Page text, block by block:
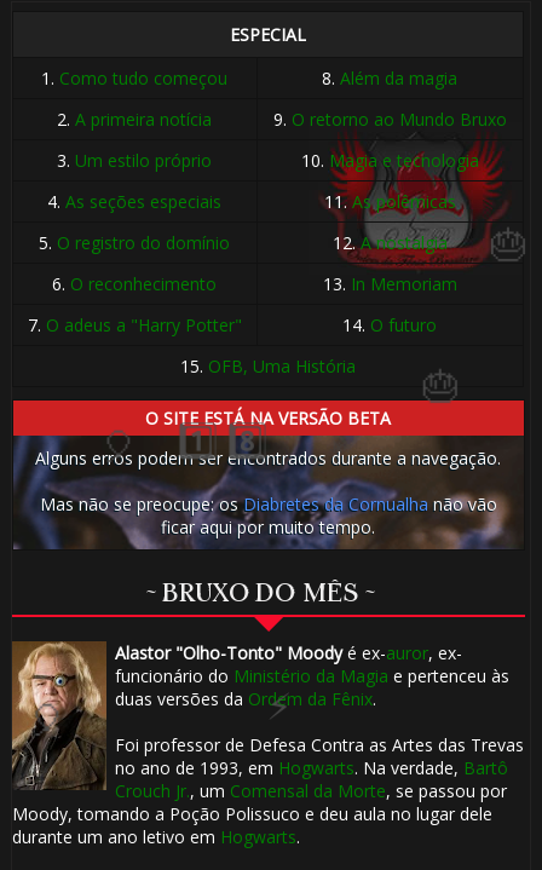
ESPECIAL
1. Como tudo começou 8.Além da magia
2.A primeira notícia 9. O retorno ao Mundo Bruxo
3. Um estilo próprio 10. Magia e tecnologia
4.As seções especiais 11.As polêmicas
5. O registro do domínio 12.A nostalgia
6. O reconhecimento 13. In Memoriam
7. O adeus a "Harry Potter" 14. O futuro
15. OFB, Uma História
O SITE ESTÁ NA VERSÃO BETA
Alguns erros podem ser encontrados durante a navegação.
Mas não se preocupe: osDiabretes da Cornualha não vão
ficar aqui por muito tempo.
~ BRUXO DO MÊS ~
Alastor "Olho-Tonto" Moodyé ex-auror, ex-
funcionário do Ministério da Magia e pertenceu às
duas versões da Ordem da Fênix.
Foi professor de Defesa Contra as Artes das Trevas
no ano de 1993, em Hogwarts. Na verdade, Bartô
Crouch Jr., um Comensal da Morte, se passou por
Moody, tomando a Poção Polissuco e deu aula no lugar dele
durante um ano letivo em Hogwarts.
🎈
🎂
🎈
⚡ 1️⃣ 8️⃣
🎈